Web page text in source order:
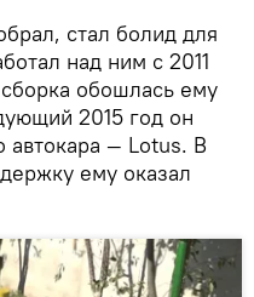
стал болид для
над ним с 2011
обошлась ему
2015 год он
автокара — Lotus. В
ему оказал